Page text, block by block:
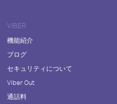
VIBER
機能紹介
ブログ
セキュリティについて
Viber Out
通話料